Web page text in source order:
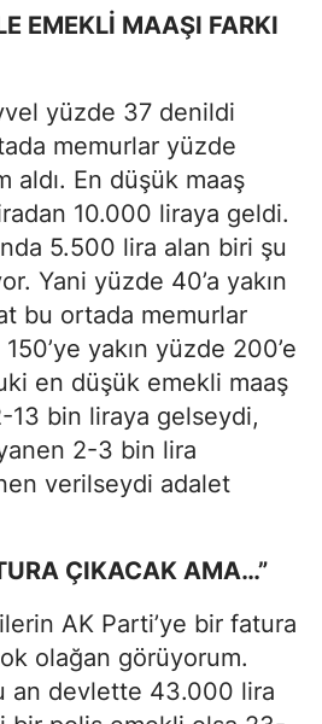
EMEKLİ MAAŞI FARKI
yüzde 37 denildi
memurlar yüzde
aldı. En düşük maaş
10.000 liraya geldi.
5.500 lira alan biri şu
Yani yüzde 40’a yakın
bu ortada memurlar
yakın yüzde 200’e
en düşük emekli maaş
13 bin liraya gelseydi,
2-3 bin lira
verilseydi adalet
ÇIKACAK AMA…”
AK Parti’ye bir fatura
olağan görüyorum.
an devlette 43.000 lira